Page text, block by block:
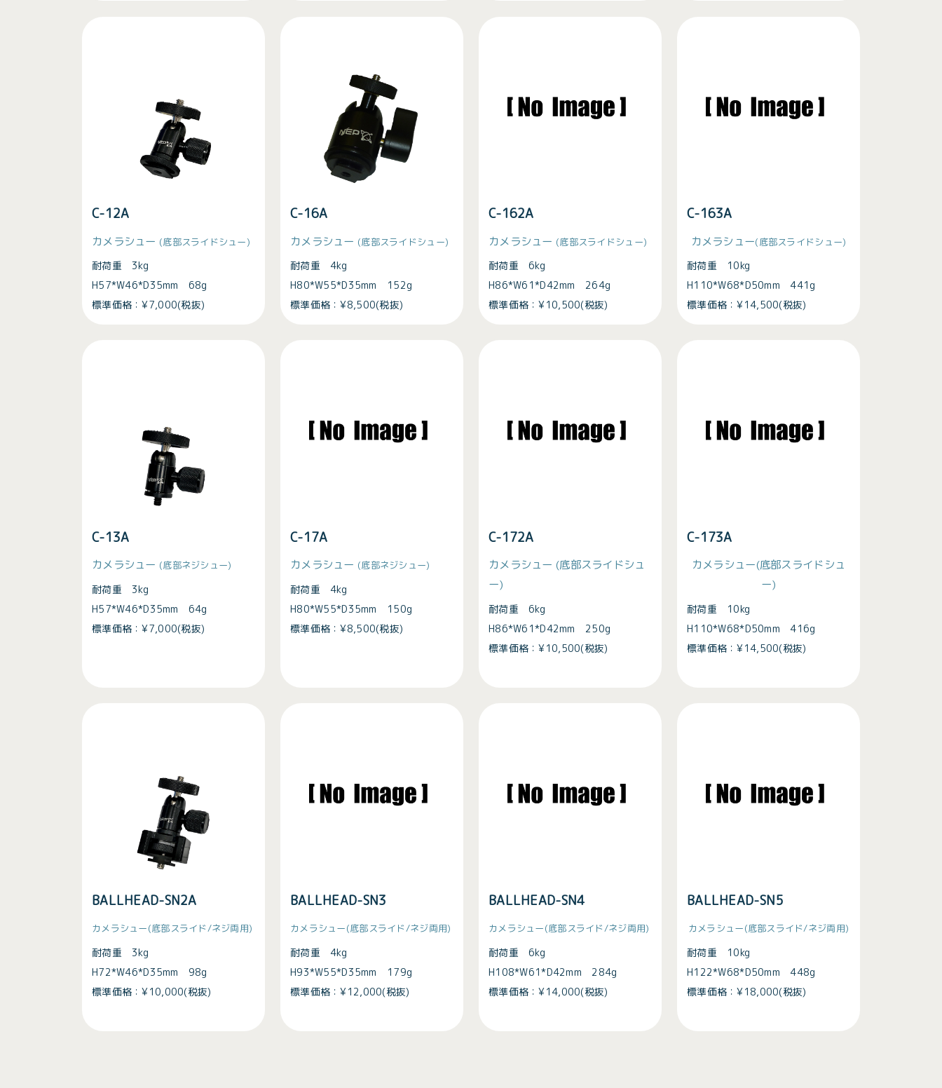
C-12A
カメラシュー (底部スライドシュー)
耐荷重 3kg
H57*W46*D35mm 68g
標準価格：¥7,000(税抜)
C-16A
カメラシュー (底部スライドシュー)
耐荷重 4kg
H80*W55*D35mm 152g
標準価格：¥8,500(税抜)
C-162A
カメラシュー (底部スライドシュー)
耐荷重 6kg
H86*W61*D42mm 264g
標準価格：¥10,500(税抜)
C-163A
カメラシュー(底部スライドシュー)
耐荷重 10kg
H110*W68*D50mm 441g
標準価格：¥14,500(税抜)
C-13A
カメラシュー (底部ネジシュー)
耐荷重 3kg
H57*W46*D35mm 64g
標準価格：¥7,000(税抜)
C-17A
カメラシュー (底部ネジシュー)
耐荷重 4kg
H80*W55*D35mm 150g
標準価格：¥8,500(税抜)
C-172A
カメラシュー(底部スライドシュ
ー)
耐荷重 6kg
H86*W61*D42mm 250g
標準価格：¥10,500(税抜)
C-173A
カメラシュー(底部スライドシュ
ー)
耐荷重 10kg
H110*W68*D50mm 416g
標準価格：¥14,500(税抜)
BALLHEAD-SN2A
カメラシュー(底部スライド/ネジ両用)
耐荷重 3kg
H72*W46*D35mm 98g
標準価格：¥10,000(税抜)
BALLHEAD-SN3
カメラシュー(底部スライド/ネジ両用)
耐荷重 4kg
H93*W55*D35mm 179g
標準価格：¥12,000(税抜)
BALLHEAD-SN4
カメラシュー(底部スライド/ネジ両用)
耐荷重 6kg
H108*W61*D42mm 284g
標準価格：¥14,000(税抜)
BALLHEAD-SN5
カメラシュー(底部スライド/ネジ両用)
耐荷重 10kg
H122*W68*D50mm 448g
標準価格：¥18,000(税抜)